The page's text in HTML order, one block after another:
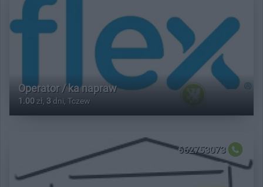
Operator / ka napraw
1.00 zł, 3 dni, Tczew
662753073